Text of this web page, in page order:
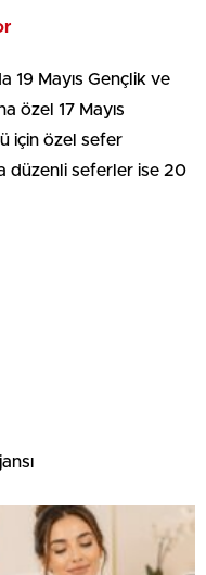
19 Mayıs Gençlik ve
özel 17 Mayıs
için özel sefer
düzenli seferler ise 20